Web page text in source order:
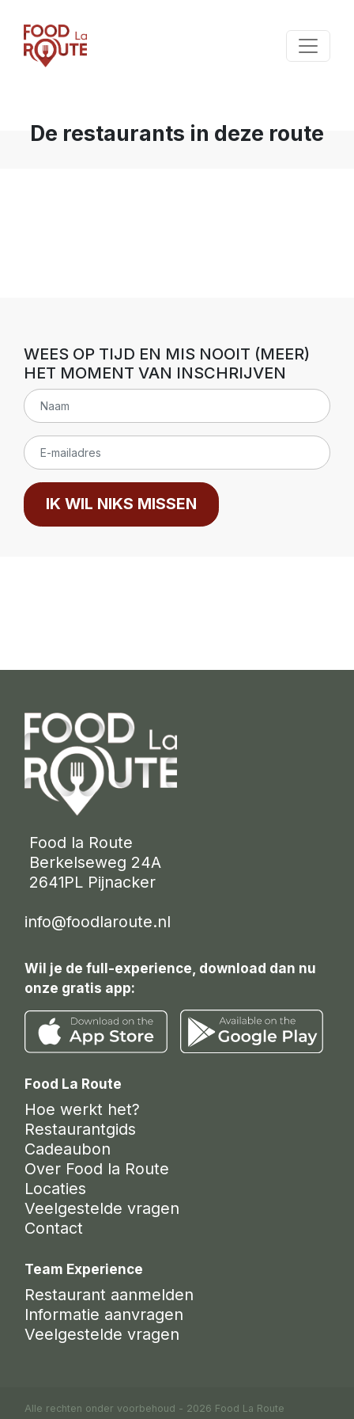
De restaurants in deze route
WEES OP TIJD EN MIS NOOIT (MEER)
HET MOMENT VAN INSCHRIJVEN
IK WIL NIKS MISSEN
Food la Route
Berkelseweg 24A
2641PL Pijnacker
info@foodlaroute.nl
Wil je de full-experience, download dan nu
onze gratis app:
Food La Route
Hoe werkt het?
Restaurantgids
Cadeaubon
Over Food la Route
Locaties
Veelgestelde vragen
Contact
Team Experience
Restaurant aanmelden
Informatie aanvragen
Veelgestelde vragen
Alle rechten onder voorbehoud - 2026 Food La Route